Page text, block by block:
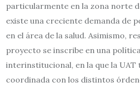
particularmente en la zona norte
existe una creciente demanda de
en el área de la salud. Asimismo,
proyecto se inscribe en una
interinstitucional, en la que la UAT
coordinada con los distintos